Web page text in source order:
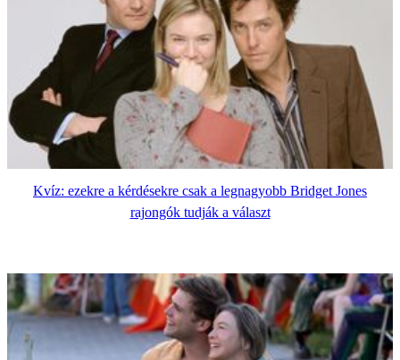
Kvíz: ezekre a kérdésekre csak a legnagyobb Bridget Jones
rajongók tudják a választ